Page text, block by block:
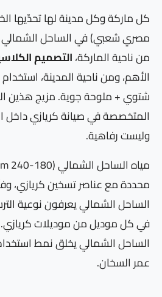
كل ماركة وكل مدينة لها تحدّيها
مصري شعبي) في الساحل الشمالي
من ناحية الماركة،التصميم
الأهم، ومن ناحية المدينة،
شتوي + ملوحة جوية. مزيج هذين
المتخصصة في صيانة كريازي داخل
وليست رفاهية.
محددة مع عناصر تسخين كريازي،
الساحل الشمالي يعرفون نوعية
في كل موديل من موديلات
الساحل الشمالي يخلق نمط
عمر السخان.